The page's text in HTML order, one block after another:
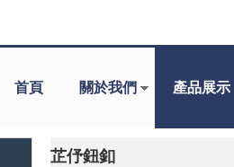
首頁 關於我們 產品展示
芷伃鈕釦